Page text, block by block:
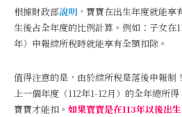
根據財政部說明 ，寶寶在出生年度就能
生後占全年度的比例計算。例如：子女在
年）申報綜所稅時就能享有全額扣除。
值得注意的是，由於綜所稅是落後申報
上一個年度（112年1-12月）的全年總所
寶寶才能扣。 如果寶寶是在113年以後出